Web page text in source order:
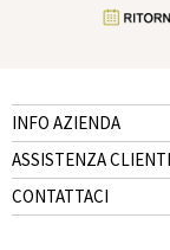
INFO AZIENDA
ASSISTENZA CLIENTI
CONTATTACI